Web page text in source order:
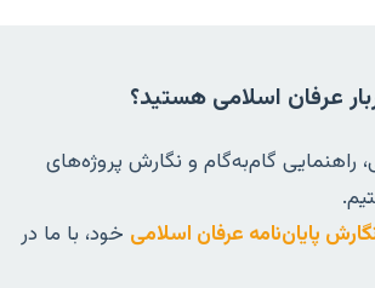
عرفان اسلامی هستید؟
گام‌به‌گام و نگارش پروژه‌های
پایان‌نامه عرفان اسلامی خود، با ما در